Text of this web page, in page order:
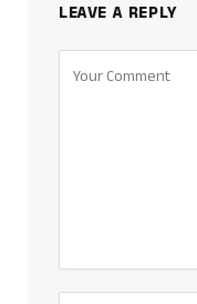
LEAVE A REPLY